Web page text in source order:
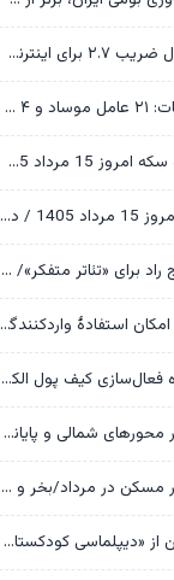
تکذیب اعمال ضریب ۲.۷ برای اینترنت بین‌الملل از سوی سازمان تنظیم مقررات
وزارت اطلاعات: ۲۱ عامل موساد و ۴ عضو باندهای مسلح بازداشت شدند
قیمت طلا و سکه امروز 15 مرداد 1405/ فرمان بازار طلا به دست اونس جهانی افتاد
قیمت دلار امروز 15 مرداد 1405 / دلار ۴ هزار تومان ریخت
آرزوهای ایرج راد برای «تئاتر متفکر»/ «آبجی‌ها و آقاجان» روی صحنه می‌رود
بانک مرکزی امکان استفادۀ واردکنندگان دارو از اوراق گام را تا پایان امسال تمدید کرد
جزئیات نحوه فعال‌سازی کیف پول الکترونیک
تردد روان در محورهای شمالی و پایانه‌های مرزی اربعین
وضعیت بازار مسکن در مرداد/بخر و بفروش‌ها دست از کار کشیدند
روایت گاردین از «دیپلماسی کودکستانی» ترامپ در برابر ایران